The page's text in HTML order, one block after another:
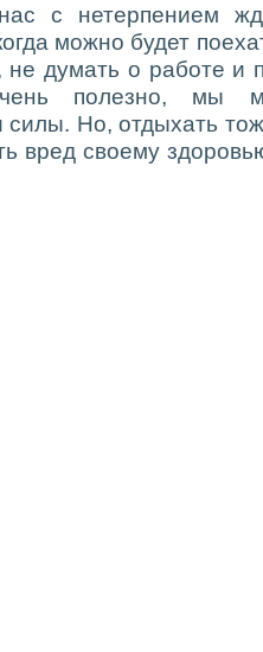
с нетерпением
можно будет
не думать о работе и
полезно, мы
силы. Но, отдыхать
вред своему